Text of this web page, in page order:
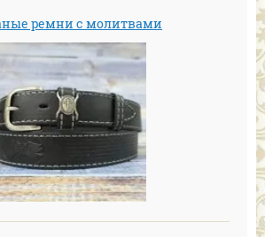
ремни с молитвами